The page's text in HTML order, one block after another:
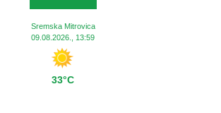
Sremska Mitrovica
09.08.2026., 13:59
33°C